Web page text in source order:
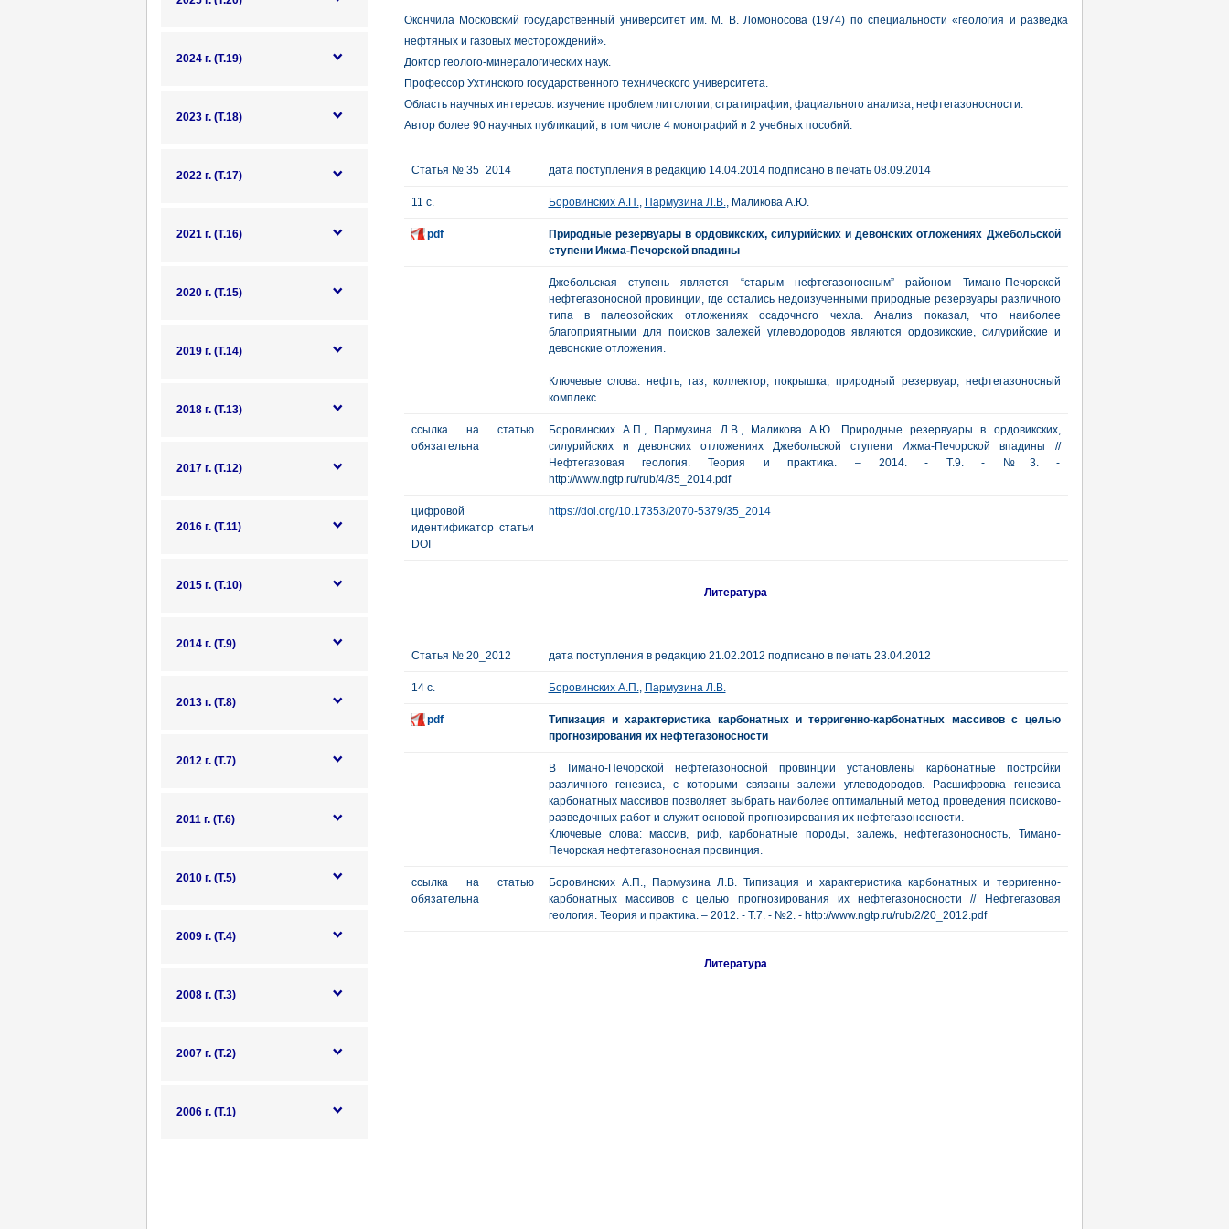
2024 г. (Т.19)
2023 г. (Т.18)
2022 г. (Т.17)
2021 г. (Т.16)
2020 г. (Т.15)
2019 г. (Т.14)
2018 г. (Т.13)
2017 г. (Т.12)
2016 г. (Т.11)
2015 г. (Т.10)
2014 г. (Т.9)
2013 г. (Т.8)
2012 г. (Т.7)
2011 г. (Т.6)
2010 г. (Т.5)
2009 г. (Т.4)
2008 г. (Т.3)
2007 г. (Т.2)
2006 г. (Т.1)
Окончила Московский государственный университет им. М. В. Ломоносова (1974) по специальности «геология и разведка
нефтяных и газовых месторождений».
Доктор геолого-минералогических наук.
Профессор Ухтинского государственного технического университета.
Область научных интересов: изучение проблем литологии, стратиграфии, фациального анализа, нефтегазоносности.
Автор более 90 научных публикаций, в том числе 4 монографий и 2 учебных пособий.
Статья № 35_2014 дата поступления в редакцию 14.04.2014 подписано в печать 08.09.2014
11 с. Боровинских А.П., Пармузина Л.В., Маликова А.Ю.
pdf
Природные резервуары в ордовикских, силурийских и девонских отложениях Джебольской
ступени Ижма-Печорской впадины
Джебольская ступень является “старым нефтегазоносным” районом Тимано-Печорской
нефтегазоносной провинции, где остались недоизученными природные резервуары различного
типа в палеозойских отложениях осадочного чехла. Анализ показал, что наиболее
благоприятными для поисков залежей углеводородов являются ордовикские, силурийские и
девонские отложения.
Ключевые слова: нефть, газ, коллектор, покрышка, природный резервуар, нефтегазоносный
комплекс.
ссылка на статью
обязательна
Боровинских А.П., Пармузина Л.В., Маликова А.Ю. Природные резервуары в ордовикских,
силурийских и девонских отложениях Джебольской ступени Ижма-Печорской впадины //
Нефтегазовая геология. Теория и практика. – 2014. - Т.9. - №3. -
http://www.ngtp.ru/rub/4/35_2014.pdf
цифровой
идентификатор статьи
DOI
https://doi.org/10.17353/2070-5379/35_2014
Литература
Статья № 20_2012 дата поступления в редакцию 21.02.2012 подписано в печать 23.04.2012
14 с. Боровинских А.П., Пармузина Л.В.
pdf
Типизация и характеристика карбонатных и терригенно-карбонатных массивов с целью
прогнозирования их нефтегазоносности
В Тимано-Печорской нефтегазоносной провинции установлены карбонатные постройки
различного генезиса, с которыми связаны залежи углеводородов. Расшифровка генезиса
карбонатных массивов позволяет выбрать наиболее оптимальный метод проведения поисково-
разведочных работ и служит основой прогнозирования их нефтегазоносности.
Ключевые слова: массив, риф, карбонатные породы, залежь, нефтегазоносность, Тимано-
Печорская нефтегазоносная провинция.
ссылка на статью
обязательна
Боровинских А.П., Пармузина Л.В. Типизация и характеристика карбонатных и терригенно-
карбонатных массивов с целью прогнозирования их нефтегазоносности // Нефтегазовая
геология. Теория и практика. – 2012. - Т.7. - №2. - http://www.ngtp.ru/rub/2/20_2012.pdf
Литература